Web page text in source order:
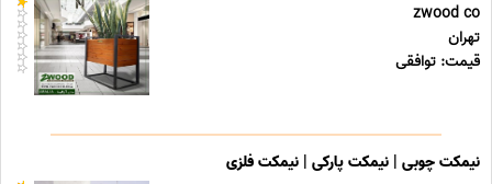
zwood co
تهران
قیمت: توافقی
نیمکت چوبی | نیمکت پارکی | نیمکت فلزی